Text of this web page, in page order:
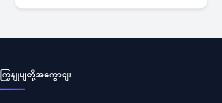
ကြှနျုပျတို့အကွောငျး